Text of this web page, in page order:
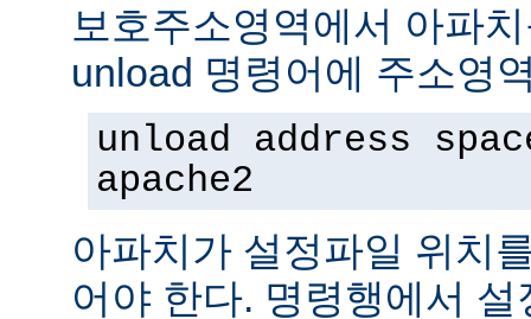
보호주소영역에서 아파
unload 명령어에 주소영
unload address
apache2
아파치가 설정파일 위치
어야 한다. 명령행에서